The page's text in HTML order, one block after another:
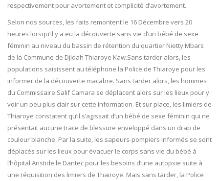
respectivement pour avortement et complicité d’avortement.
Selon nos sources, les faits remontent le 16 Décembre vers 20
heures lorsqu’il y a eu la découverte sans vie d’un bébé de sexe
féminin au niveau du bassin de rétention du quartier Nietty Mbars
de la Commune de Djidah Thiaroye Kaw.Sans tarder alors, les
populations saisissent au téléphone la Police de Thiaroye pour les
informer de la découverte macabre. Sans tarder alors, les hommes
du Commissaire Salif Camara se déplacent alors sur les lieux pour y
voir un peu plus clair sur cette information. Et sur place, les limiers de
Thiaroye constatent qu’il s’agissait d’un bébé de sexe féminin qui ne
présentait aucune trace de blessure enveloppé dans un drap de
couleur blanche. Par la suite, les sapeurs-pompiers informés se sont
déplacés sur les lieux pour évacuer le corps sans vie du bébé à
l’hôpital Aristide le Dantec pour les besoins d’une autopsie suite à
une réquisition des limiers de Thairoye. Mais sans tarder, la Police